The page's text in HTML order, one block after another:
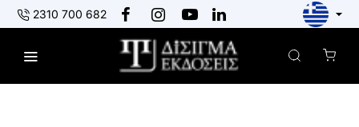
2310 700 682